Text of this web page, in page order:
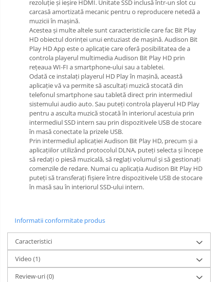
rezoluție și ieșire HDMI. Unitate SSD inclusă într-un slot cu
carcasă amortizată mecanic pentru o reproducere netedă a
muzicii în mașină.
Acestea și multe altele sunt caracteristicile care fac Bit Play
HD obiectul dorinței unui entuziast de mașină. Audison Bit
Play HD App este o aplicație care oferă posibilitatea de a
controla playerul multimedia Audison Bit Play HD prin
rețeaua WI-FI a smartphone-ului sau a tabletei.
Odată ce instalați playerul HD Play în mașină, această
aplicație vă va permite să ascultați muzică stocată din
telefonul smartphone sau tabletă direct prin intermediul
sistemului audio auto. Sau puteți controla playerul HD Play
pentru a asculta muzică stocată în interiorul acestuia prin
intermediul SSD intern sau prin dispozitivele USB de stocare
în masă conectate la prizele USB.
Prin intermediul aplicației Audison Bit Play HD, precum și a
aplicațiilor utilizând protocolul DLNA, puteți selecta și începe
să redați o piesă muzicală, să reglați volumul și să gestionați
comenzile de redare. Numai cu aplicația Audison Bit Play HD
puteți să transferați fișiere între dispozitivele USB de stocare
în masă sau în interiorul SSD-ului intern.
Informatii conformitate produs
Caracteristici
Video (1)
Review-uri(0)